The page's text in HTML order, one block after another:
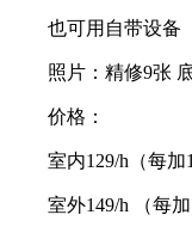
也可用自带设备
照片：精修9张
价格：
室内129/h（每加
室外149/h （每加